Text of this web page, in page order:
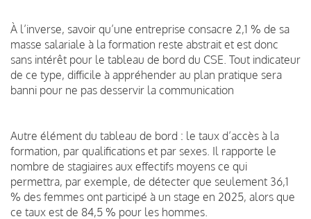
À l’inverse, savoir qu’une entreprise consacre 2,1 % de sa
masse salariale à la formation reste abstrait et est donc
sans intérêt pour le tableau de bord du CSE. Tout indicateur
de ce type, difficile à appréhender au plan pratique sera
banni pour ne pas desservir la communication
Autre élément du tableau de bord : le taux d’accès à la
formation, par qualifications et par sexes. Il rapporte le
nombre de stagiaires aux effectifs moyens ce qui
permettra, par exemple, de détecter que seulement 36,1
% des femmes ont participé à un stage en 2025, alors que
ce taux est de 84,5 % pour les hommes.